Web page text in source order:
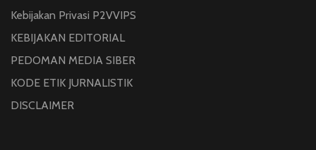
Kebijakan Privasi P2VVIPS
KEBIJAKAN EDITORIAL
PEDOMAN MEDIA SIBER
KODE ETIK JURNALISTIK
DISCLAIMER